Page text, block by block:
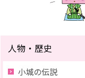
人物・歴史
小城の伝説